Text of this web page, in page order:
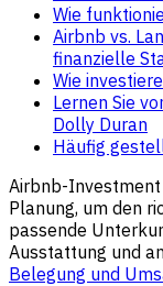
Wie
Airbnb vs.
finanzielle
Wie
Lernen Sie
Dolly Duran
Häufig
Airbnb-
Planung, um den
passende
Ausstattung und
Belegung und